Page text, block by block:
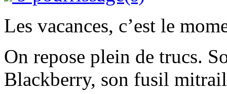
Les vacances, c’est le
On repose plein de trucs.
Blackberry, son fusil